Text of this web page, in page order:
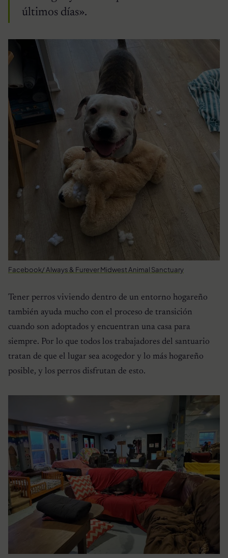
últimos días».
Facebook/ Always & Furever Midwest Animal Sanctuary
Tener perros viviendo dentro de un entorno hogareño
también ayuda mucho con el proceso de transición
cuando son adoptados y encuentran una casa para
siempre. Por lo que todos los trabajadores del santuario
tratan de que el lugar sea acogedor y lo más hogareño
posible, y los perros disfrutan de esto.